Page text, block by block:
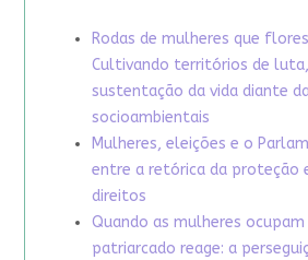
Rodas de mulheres que
Cultivando territórios de
sustentação da vida diante
socioambientais
Mulheres, eleições e o
entre a retórica da proteção
direitos
Quando as mulheres
patriarcado reage: a